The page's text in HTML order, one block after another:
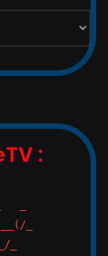
:
_
_